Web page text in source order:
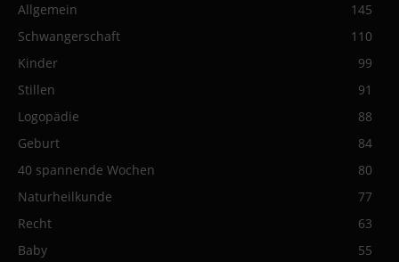
Allgemein
145
Schwangerschaft
110
Kinder
99
Stillen
91
Logopädie
88
Geburt
84
40 spannende Wochen
80
Naturheilkunde
77
Recht
63
Baby
55